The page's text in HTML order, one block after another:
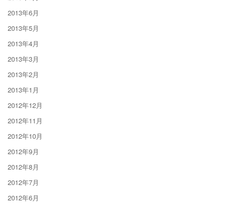
2013年6月
2013年5月
2013年4月
2013年3月
2013年2月
2013年1月
2012年12月
2012年11月
2012年10月
2012年9月
2012年8月
2012年7月
2012年6月